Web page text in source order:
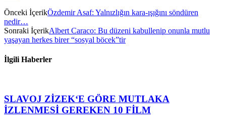
Önceki İçerikÖzdemir Asaf: Yalnızlığın kara-ışığını söndüren
nedir…
Sonraki İçerikAlbert Caraco: Bu düzeni kabullenip onunla mutlu
yaşayan herkes birer “sosyal böcek”tir
İlgili Haberler
SLAVOJ ZİZEK‘E GÖRE MUTLAKA
İZLENMESİ GEREKEN 10 FİLM